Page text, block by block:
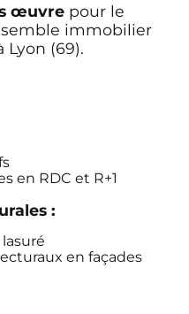
œuvre pour le
immobilier
(69).
en RDC et R+1
:
en façades